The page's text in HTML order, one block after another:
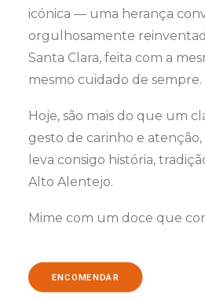
icónica — uma herança
orgulhosamente
Santa Clara, feita com a
mesmo cuidado de sempre.
Hoje, são mais do que um
gesto de carinho e
leva consigo história,
Alto Alentejo.
Mime com um doce que
ENCOMENDAR